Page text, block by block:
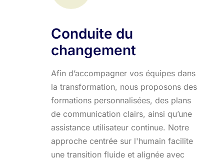
Conduite du
changement
Afin d’accompagner vos équipes dans
la transformation, nous proposons des
formations personnalisées, des plans
de communication clairs, ainsi qu’une
assistance utilisateur continue. Notre
approche centrée sur l'humain facilite
une transition fluide et alignée avec